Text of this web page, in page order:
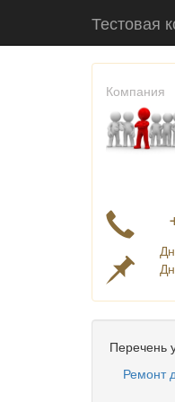
Тестовая
Компания
Перечень
Ремонт